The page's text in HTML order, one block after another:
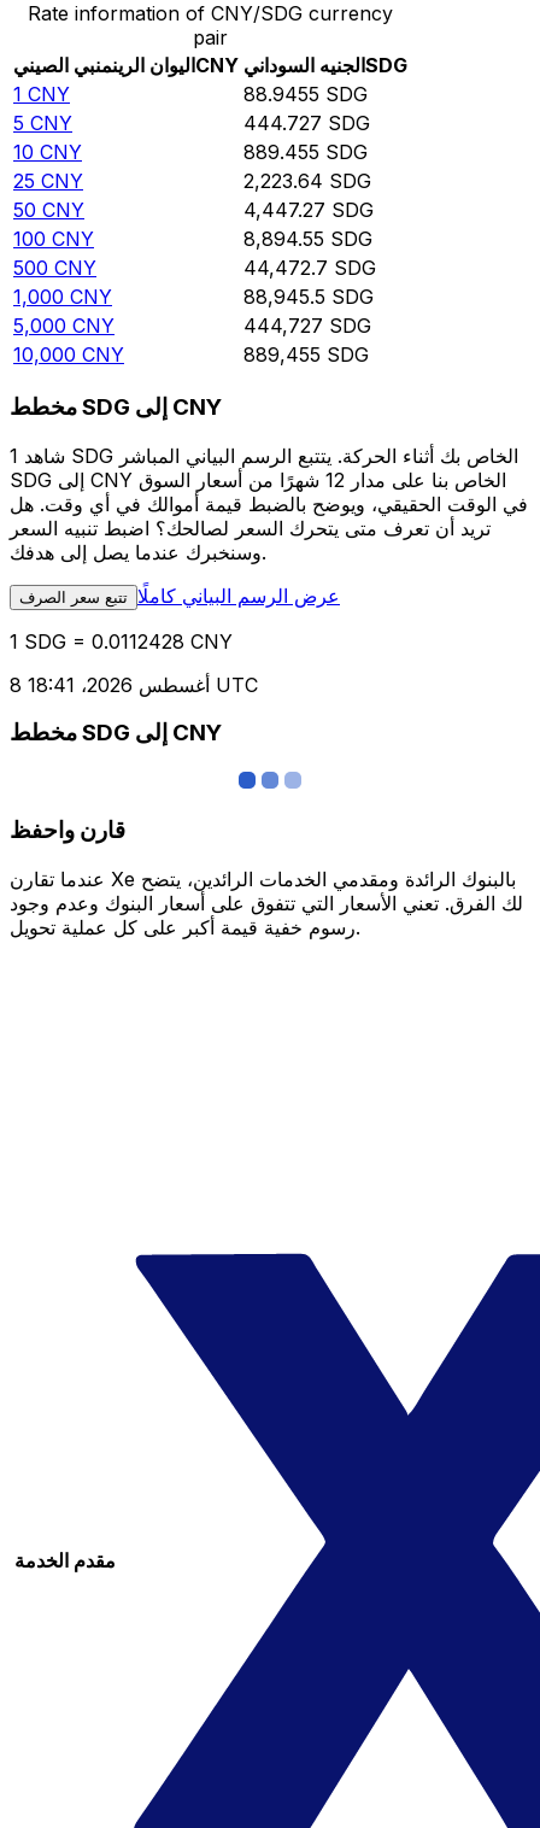
Rate information of CNY/SDG currency
pair
اليوان الرينمنبي الصينيCNY الجنيه السودانيSDG
1 CNY 88.9455 SDG
5 CNY 444.727 SDG
10 CNY 889.455 SDG
25 CNY 2,223.64 SDG
50 CNY 4,447.27 SDG
100 CNY 8,894.55 SDG
500 CNY 44,472.7 SDG
1,000 CNY 88,945.5 SDG
5,000 CNY 444,727 SDG
10,000 CNY 889,455 SDG
مخطط SDG إلى CNY
شاهد 1 SDG الخاص بك أثناء الحركة. يتتبع الرسم البياني المباشر
SDG إلى CNY الخاص بنا على مدار 12 شهرًا من أسعار السوق
في الوقت الحقيقي، ويوضح بالضبط قيمة أموالك في أي وقت. هل
تريد أن تعرف متى يتحرك السعر لصالحك؟ اضبط تنبيه السعر
وسنخبرك عندما يصل إلى هدفك.
تتبع سعر الصرف عرض الرسم البياني كاملًا
1 SDG = 0.0112428 CNY
8 أغسطس 2026، 18:41 UTC
مخطط SDG إلى CNY
قارن واحفظ
عندما تقارن Xe بالبنوك الرائدة ومقدمي الخدمات الرائدين، يتضح
لك الفرق. تعني الأسعار التي تتفوق على أسعار البنوك وعدم وجود
رسوم خفية قيمة أكبر على كل عملية تحويل.
مقدم الخدمة